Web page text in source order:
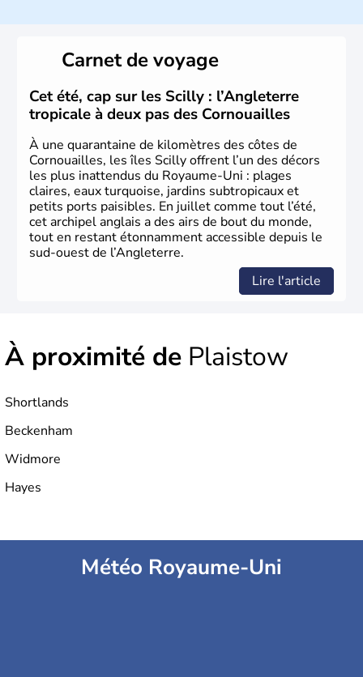
Histoire et administration
L'Angleterre est l’une des quatre nations constitutives du
Royaume-Uni. Elle est peuplée de plus de 50 millions
d’habitants, les Anglais, et constitue à elle seule, près de
84% de la population de l’ensemble. Le pays s’est créé au
Xème siècle et tient son nom desAngles
germanique installé sur ces terres. Première démocratie
parlementaire au monde, elle doit son développement à
l’essor industriel du XIXème siècle.
Carnet de voyage
Cet été, cap sur les Scilly : l’Angleterre
tropicale à deux pas des Cornouailles
À une quarantaine de kilomètres des côtes de
Cornouailles, les îles Scilly offrent l’un des décors
les plus inattendus du Royaume-Uni : plages
claires, eaux turquoise, jardins subtropicaux et
petits ports paisibles. En juillet comme tout l’été,
cet archipel anglais a des airs de bout du monde,
tout en restant étonnamment accessible depuis le
sud-ouest de l’Angleterre.
Lire l'article
À proximité de Plaistow
Shortlands
Beckenham
Widmore
Hayes
Météo Royaume-Uni